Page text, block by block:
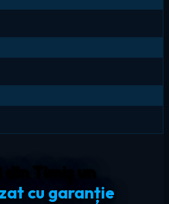
cu garanție